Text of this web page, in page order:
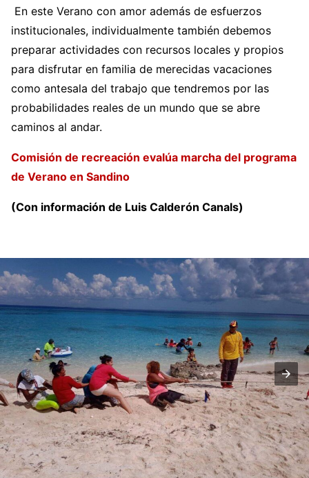
En este Verano con amor además de esfuerzos
institucionales, individualmente también debemos
preparar actividades con recursos locales y propios
para disfrutar en familia de merecidas vacaciones
como antesala del trabajo que tendremos por las
probabilidades reales de un mundo que se abre
caminos al andar.
Comisión de recreación evalúa marcha del programa
de Verano en Sandino
(Con información de Luis Calderón Canals)